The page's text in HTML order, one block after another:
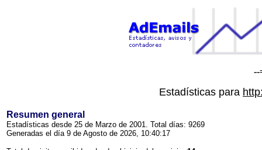
--
Estadísticas para
Resumen general
Estadísticas desde 25 de Marzo de 2001. Total días: 9269
Generadas el día 9 de Agosto de 2026, 10:40:17